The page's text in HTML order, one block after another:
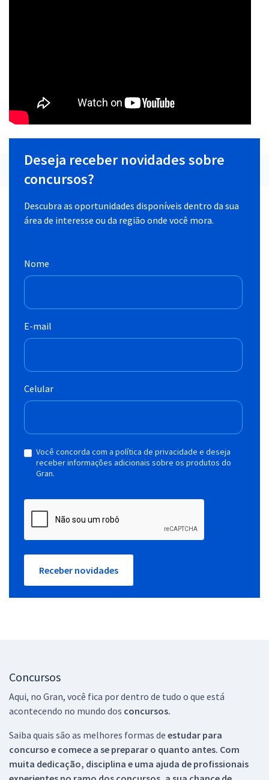
Deseja receber novidades sobre
concursos?
Descubra as oportunidades disponíveis dentro da sua
área de interesse ou da região onde você mora.
Nome
E-mail
Celular
Você concorda com a política de privacidade e deseja
receber informações adicionais sobre os produtos do
Gran.
Receber novidades
Concursos
Aqui, no Gran, você fica por dentro de tudo o que está
acontecendo no mundo dos concursos.
Saiba quais são as melhores formas de estudar para
concurso e comece a se preparar o quanto antes. Com
muita dedicação, disciplina e uma ajuda de profissionais